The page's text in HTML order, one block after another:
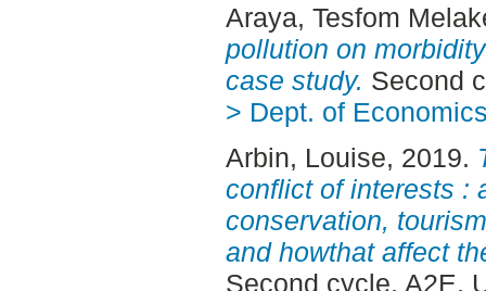
Araya, Tesfom
pollution on
case study. Second
> Dept. of
Arbin, Louise, 2019.
conflict of interests :
conservation,
and howthat affect
Second cycle, A2E.